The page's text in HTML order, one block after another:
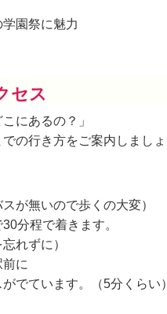
セス
にあるの？」
の行き方をご案内しましょ
が無いので歩くの大変）
分程で着きます。
れずに）
に
でています。（5分くらい）